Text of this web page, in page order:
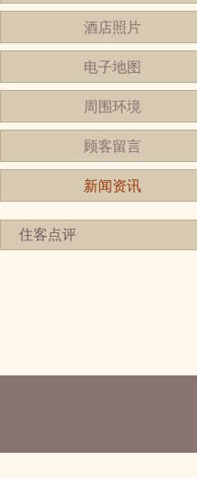
酒店照片
电子地图
周围环境
顾客留言
新闻资讯
住客点评